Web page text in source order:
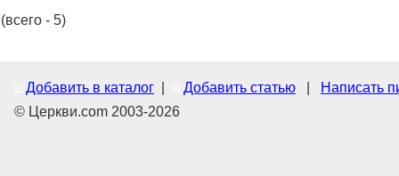
(всего - 5)
Добавить в каталог Добавить статью
Написать
© Церкви.com 2003-2026